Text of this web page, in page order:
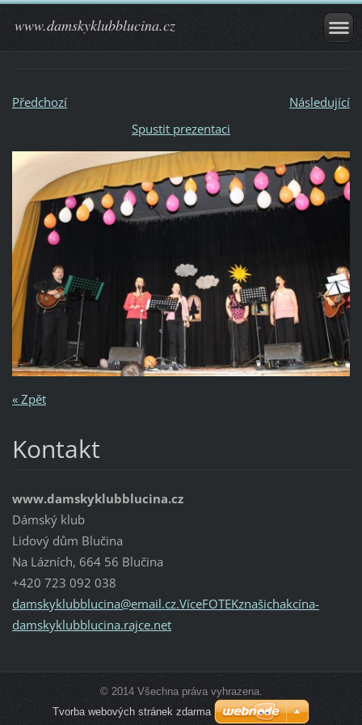
www.damskyklubblucina.cz
Předchozí
Následující
Spustit prezentaci
« Zpět
Kontakt
www.damskyklubblucina.cz
Dámský klub
Lidový dům Blučina
Na Lázních, 664 56 Blučina
+420 723 092 038
damskyklubblucina@email.cz.VíceFOTEKznašichakcína-
damskyklubblucina.rajce.net
© 2014 Všechna práva vyhrazena.
Tvorba webových stránek zdarma